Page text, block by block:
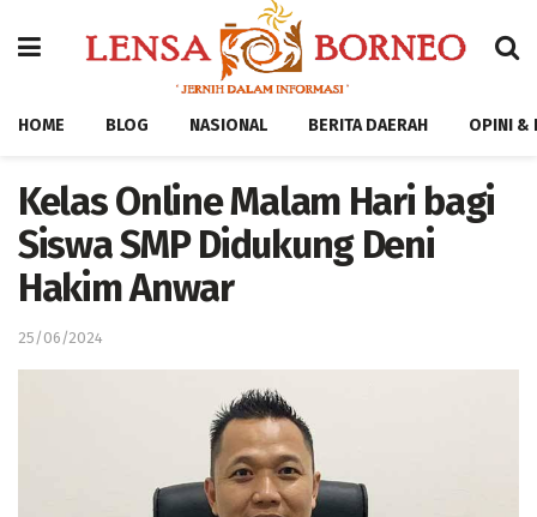
HOME BLOG NASIONAL BERITA DAERAH OPINI &
Kelas Online Malam Hari bagi
Siswa SMP Didukung Deni
Hakim Anwar
25/06/2024